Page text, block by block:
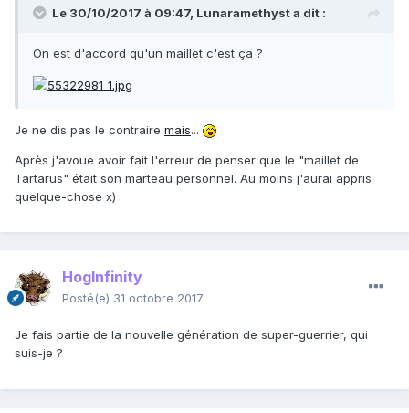
Le 30/10/2017 à 09:47, Lunaramethysta dit :
On est d'accord qu'un maillet c'est ça ?
Je ne dis pas le contraire mais...
Après j'avoue avoir fait l'erreur de penser que le "maillet de
Tartarus" était son marteau personnel. Au moins j'aurai appris
quelque-chose x)
HogInfinity
Posté(e) 31 octobre 2017
Je fais partie de la nouvelle génération de super-guerrier, qui
suis-je ?